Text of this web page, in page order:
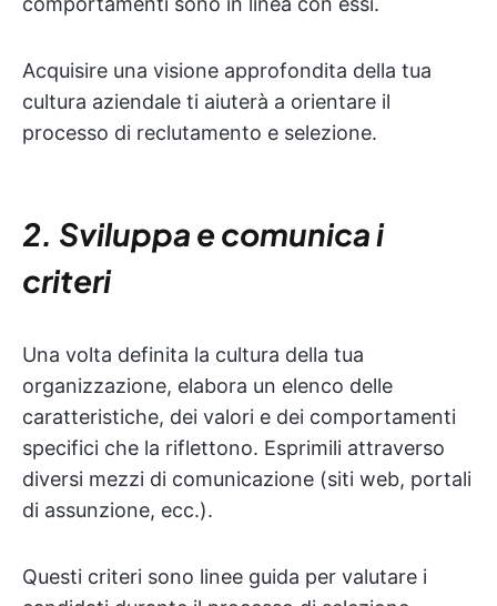
Acquisire una visione approfondita della tua
cultura aziendale ti aiuterà a orientare il
processo di reclutamento e selezione.
2. Sviluppa e comunica i
criteri
Una volta definita la cultura della tua
organizzazione, elabora un elenco delle
caratteristiche, dei valori e dei comportamenti
specifici che la riflettono. Esprimili attraverso
diversi mezzi di comunicazione (siti web, portali
di assunzione, ecc.).
Questi criteri sono linee guida per valutare i